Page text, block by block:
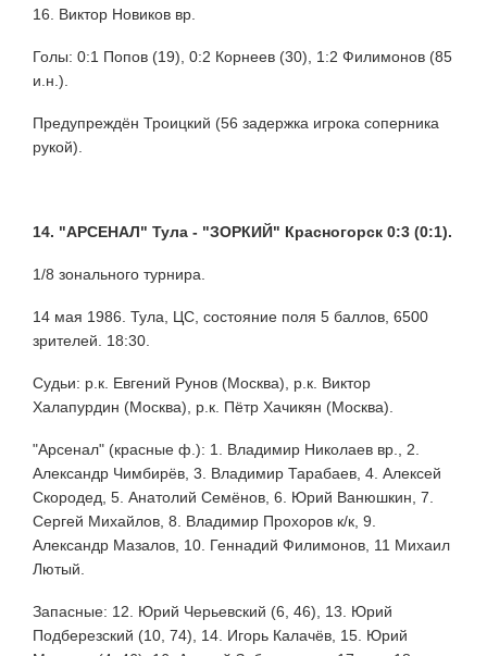
16. Виктор Новиков вр.
Голы: 0:1 Попов (19), 0:2 Корнеев (30), 1:2 Филимонов (85
и.н.).
Предупреждён Троицкий (56 задержка игрока соперника
рукой).
14. "АРСЕНАЛ" Тула - "ЗОРКИЙ" Красногорск 0:3 (0:1).
1/8 зонального турнира.
14 мая 1986. Тула, ЦС, состояние поля 5 баллов, 6500
зрителей. 18:30.
Судьи: р.к. Евгений Рунов (Москва), р.к. Виктор
Халапурдин (Москва), р.к. Пётр Хачикян (Москва).
"Арсенал" (красные ф.): 1. Владимир Николаев вр., 2.
Александр Чимбирёв, 3. Владимир Тарабаев, 4. Алексей
Скородед, 5. Анатолий Семёнов, 6. Юрий Ванюшкин, 7.
Сергей Михайлов, 8. Владимир Прохоров к/к, 9.
Александр Мазалов, 10. Геннадий Филимонов, 11 Михаил
Лютый.
Запасные: 12. Юрий Черьевский (6, 46), 13. Юрий
Подберезский (10, 74), 14. Игорь Калачёв, 15. Юрий